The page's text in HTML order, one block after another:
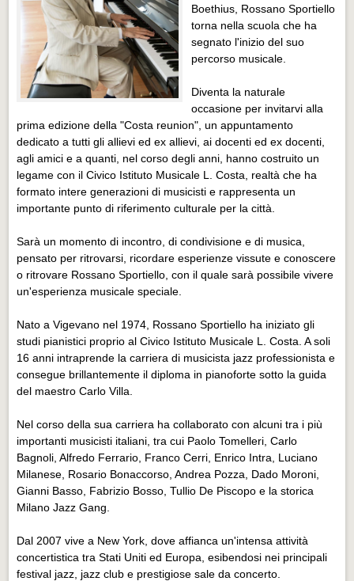
PROGETTI
PROGETTI
Progetti Aperti
Progetti Aperti
Progetti Realizzati
Progetti Realizzati
EVENTI
EVENTI
Eventi Vigevano
Eventi Pavia
Boethius, Rossano Sportiello
torna nella scuola che ha
segnato l'inizio del suo
percorso musicale.
Diventa la naturale
occasione per invitarvi alla
prima edizione della "Costa reunion", un appuntamento
dedicato a tutti gli allievi ed ex allievi, ai docenti ed ex docenti,
agli amici e a quanti, nel corso degli anni, hanno costruito un
legame con il Civico Istituto Musicale L. Costa, realtà che ha
formato intere generazioni di musicisti e rappresenta un
importante punto di riferimento culturale per la città.
Sarà un momento di incontro, di condivisione e di musica,
pensato per ritrovarsi, ricordare esperienze vissute e conoscere
o ritrovare Rossano Sportiello, con il quale sarà possibile vivere
un'esperienza musicale speciale.
Nato a Vigevano nel 1974, Rossano Sportiello ha iniziato gli
studi pianistici proprio al Civico Istituto Musicale L. Costa. A soli
16 anni intraprende la carriera di musicista jazz professionista e
consegue brillantemente il diploma in pianoforte sotto la guida
del maestro Carlo Villa.
Nel corso della sua carriera ha collaborato con alcuni tra i più
importanti musicisti italiani, tra cui Paolo Tomelleri, Carlo
Bagnoli, Alfredo Ferrario, Franco Cerri, Enrico Intra, Luciano
Milanese, Rosario Bonaccorso, Andrea Pozza, Dado Moroni,
Gianni Basso, Fabrizio Bosso, Tullio De Piscopo e la storica
Milano Jazz Gang.
Dal 2007 vive a New York, dove affianca un'intensa attività
concertistica tra Stati Uniti ed Europa, esibendosi nei principali
festival jazz, jazz club e prestigiose sale da concerto.